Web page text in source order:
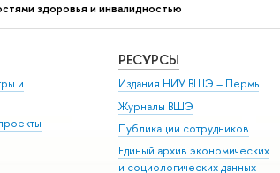
здоровья и инвалидностью
и
РЕСУРСЫ
Издания НИУ ВШЭ ­– Пермь
Журналы ВШЭ
Публикации сотрудников
Единый архив экономических
и социологических данных